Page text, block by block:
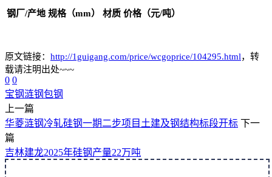
钢厂/产地 规格（mm） 材质 价格（元/吨）
原文链接： http://1guigang.com/price/wcgoprice/104295.html，转
载请注明出处~~~
0 0
宝钢涟钢包钢
上一篇
华菱涟钢冷轧硅钢一期二步项目土建及钢结构标段开标 下一
篇
吉林建龙2025年硅钢产量22万吨